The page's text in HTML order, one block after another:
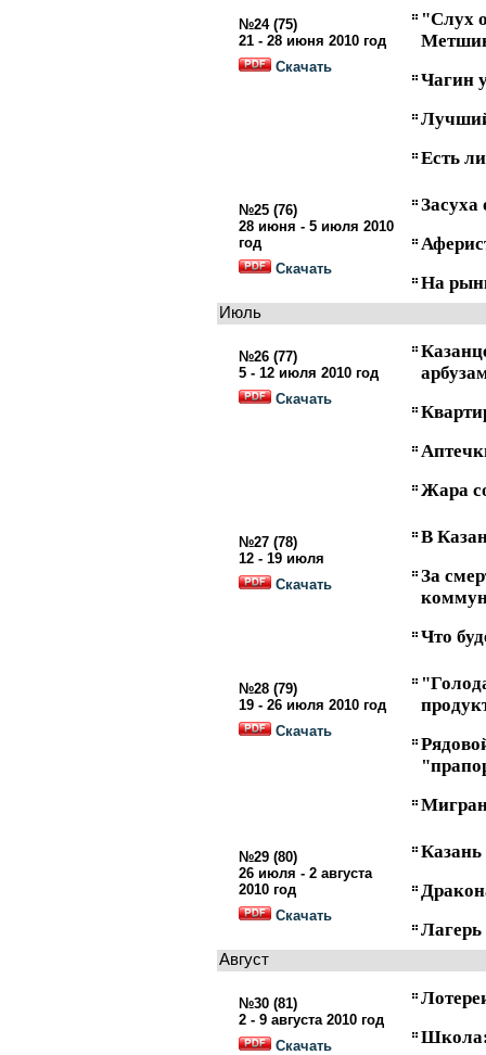
№24 (75)
21 - 28 июня 2010 год
Скачать
"Слух
Чагин
Есть
№25 (76)
28 июня - 5 июля 2010
год
Скачать
Засуха
На
Июль
№26 (77)
5 - 12 июля 2010 год
Скачать
Жара
№27 (78)
12 - 19 июля
Скачать
В
За
Что
№28 (79)
19 - 26 июля 2010 год
Скачать
№29 (80)
26 июля - 2 августа
2010 год
Скачать
Лагерь
Август
№30 (81)
2 - 9 августа 2010 год
Скачать
Школа: